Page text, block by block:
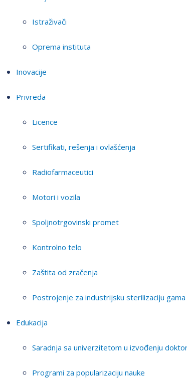
Istraživači
Oprema instituta
Inovacije
Privreda
Licence
Sertifikati, rešenja i ovlašćenja
Radiofarmaceutici
Motori i vozila
Spoljnotrgovinski promet
Kontrolno telo
Zaštita od zračenja
Postrojenje za industrijsku sterilizaciju
Edukacija
Saradnja sa univerzitetom u izvođenju
Programi za popularizaciju nauke